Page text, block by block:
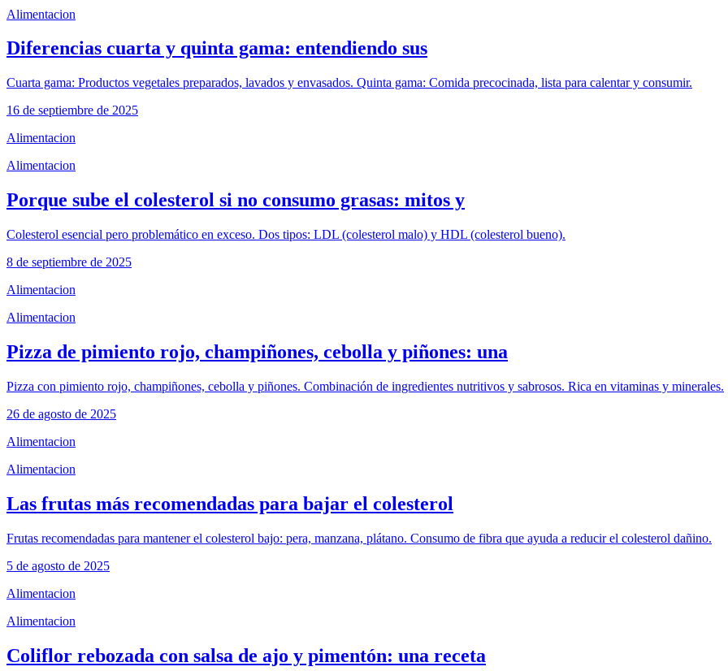
Alimentacion
Diferencias cuarta y quinta gama: entendiendo sus
Cuarta gama: Productos vegetales preparados, lavados y envasados. Quinta gama: Comida precocinada, lista para calentar y consumir.
16 de septiembre de 2025
Alimentacion
Alimentacion
Porque sube el colesterol si no consumo grasas: mitos y
Colesterol esencial pero problemático en exceso. Dos tipos: LDL (colesterol malo) y HDL (colesterol bueno).
8 de septiembre de 2025
Alimentacion
Alimentacion
Pizza de pimiento rojo, champiñones, cebolla y piñones: una
Pizza con pimiento rojo, champiñones, cebolla y piñones. Combinación de ingredientes nutritivos y sabrosos. Rica en vitaminas y minerales.
26 de agosto de 2025
Alimentacion
Alimentacion
Las frutas más recomendadas para bajar el colesterol
Frutas recomendadas para mantener el colesterol bajo: pera, manzana, plátano. Consumo de fibra que ayuda a reducir el colesterol dañino.
5 de agosto de 2025
Alimentacion
Alimentacion
Coliflor rebozada con salsa de ajo y pimentón: una receta